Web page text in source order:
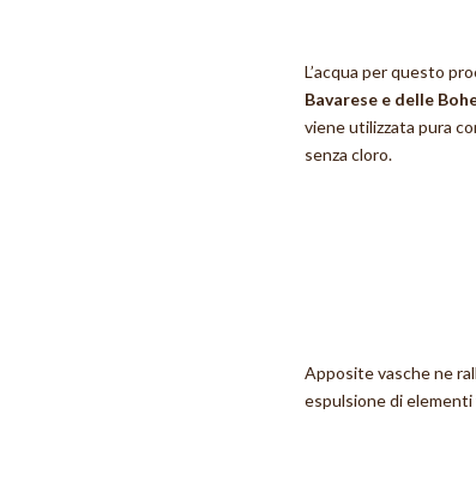
L’acqua per questo
Bavarese e delle
viene utilizzata pura
senza cloro.
Apposite vasche ne
espulsione di